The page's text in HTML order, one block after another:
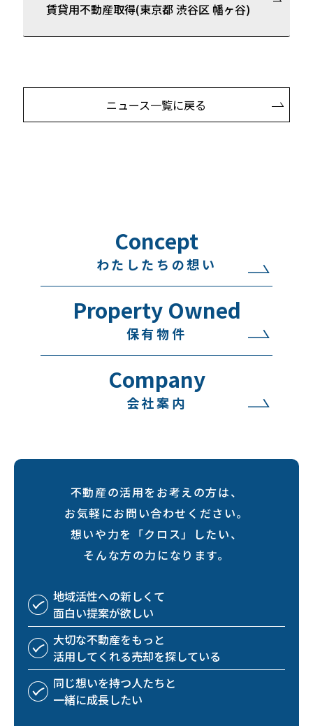
賃貸用不動産取得(東京都 渋谷区 幡ヶ谷)
ニュース一覧に戻る
Concept
わたしたちの想い
Property Owned
保有物件
Company
会社案内
不動産の活用をお考えの方は、
お気軽にお問い合わせください。
想いや力を「クロス」したい、
そんな方の力になります。
地域活性への新しくて
面白い提案が欲しい
大切な不動産をもっと
活用してくれる売却を探している
同じ想いを持つ人たちと
一緒に成長したい